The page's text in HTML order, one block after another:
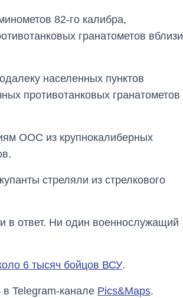
82-го калибра,
гранатометов вблизи
населенных пунктов
противотанковых гранатометов
ООС из крупнокалиберных
стреляли из стрелкового
в ответ. Ни один военнослужащий
6 тысяч бойцов ВСУ.
Telegram-канале Pics&Maps.
на чипы за